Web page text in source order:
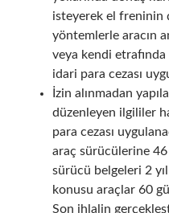
isteyerek el freninin
yöntemlerle aracın
veya kendi
idari para cezası
İzin alınmadan
düzenleyen ilgililer
para cezası
araç sürücülerine
sürücü belgeleri 2
konusu araçlar 60
Son ihlalin